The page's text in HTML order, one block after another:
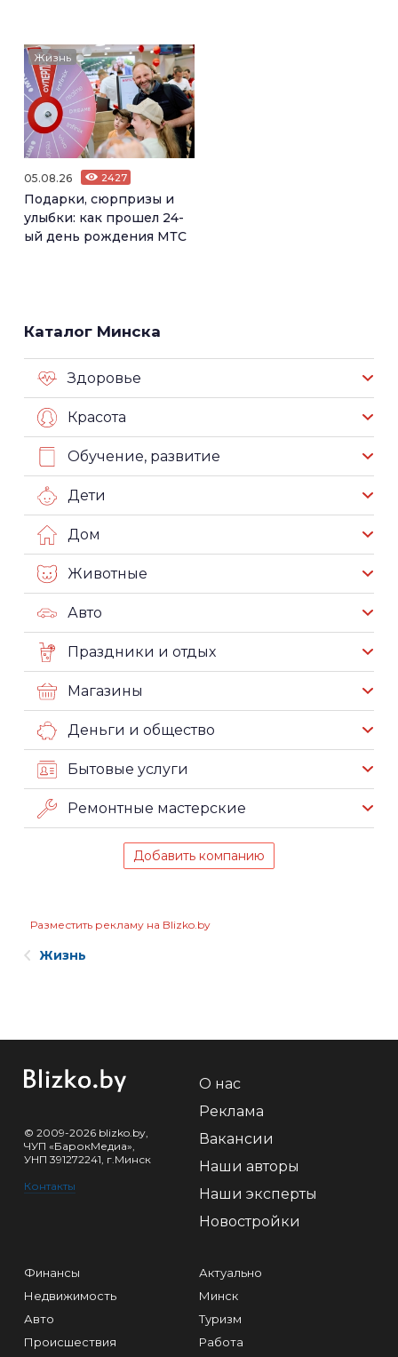
Жизнь
05.08.26 2427
Подарки, сюрпризы и
улыбки: как прошел 24-
ый день рождения МТС
Каталог Минска
Здоровье
Красота
Обучение, развитие
Дети
Дом
Животные
Авто
Праздники и отдых
Магазины
Деньги и общество
Бытовые услуги
Ремонтные мастерские
Добавить компанию
Разместить рекламу на Blizko.by
Жизнь
© 2009-2026 blizko.by,
ЧУП «БарокМедиа»,
УНП 391272241, г.Минск
Контакты
О нас
Реклама
Вакансии
Наши авторы
Наши эксперты
Новостройки
Финансы
Недвижимость
Авто
Происшествия
Актуально
Минск
Туризм
Работа